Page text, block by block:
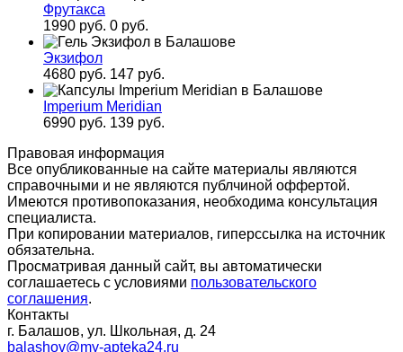
Фрутакса
1990 руб. 0 руб.
Экзифол
4680 руб. 147 руб.
Imperium Meridian
6990 руб. 139 руб.
Правовая информация
Все опубликованные на сайте материалы являются
справочными и не являются публчиной оффертой.
Имеются противопоказания, необходима консультация
специалиста.
При копировании материалов, гиперссылка на источник
обязательна.
Просматривая данный сайт, вы автоматически
соглашаетесь с условиями пользовательского
соглашения.
Контакты
г. Балашов, ул. Школьная, д. 24
balashov@my-apteka24.ru